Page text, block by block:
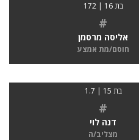
בת 16 | 172
#
אליסה מרסמן
חוסם/מת אמצע
בת 15 | 1.7
#
דנה לוי
מצליב/ה